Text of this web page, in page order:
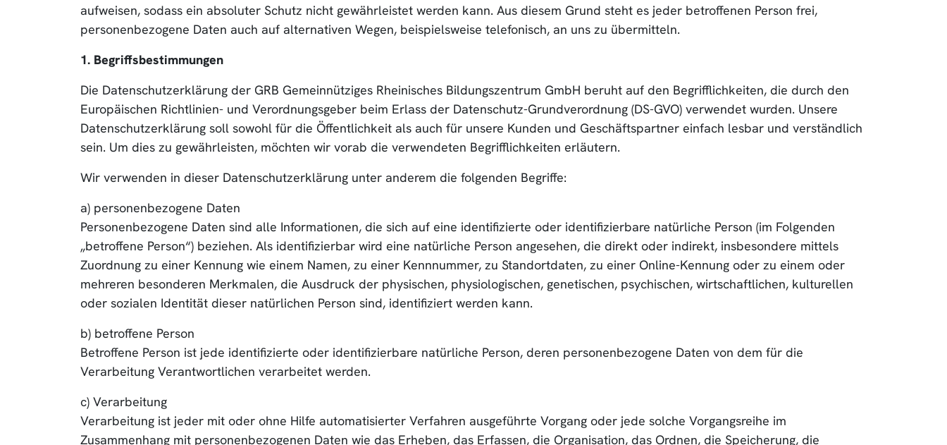
aufweisen, sodass ein absoluter Schutz nicht gewährleistet werden kann. Aus diesem Grund steht es jeder betroffenen Person frei,
personenbezogene Daten auch auf alternativen Wegen, beispielsweise telefonisch, an uns zu übermitteln.
1. Begriffsbestimmungen
Die Datenschutzerklärung der GRB Gemeinnütziges Rheinisches Bildungszentrum GmbH beruht auf den Begrifflichkeiten, die durch den
Europäischen Richtlinien- und Verordnungsgeber beim Erlass der Datenschutz-Grundverordnung (DS-GVO) verwendet wurden. Unsere
Datenschutzerklärung soll sowohl für die Öffentlichkeit als auch für unsere Kunden und Geschäftspartner einfach lesbar und verständlich
sein. Um dies zu gewährleisten, möchten wir vorab die verwendeten Begrifflichkeiten erläutern.
Wir verwenden in dieser Datenschutzerklärung unter anderem die folgenden Begriffe:
a) personenbezogene Daten
Personenbezogene Daten sind alle Informationen, die sich auf eine identifizierte oder identifizierbare natürliche Person (im Folgenden
„betroffene Person“) beziehen. Als identifizierbar wird eine natürliche Person angesehen, die direkt oder indirekt, insbesondere mittels
Zuordnung zu einer Kennung wie einem Namen, zu einer Kennnummer, zu Standortdaten, zu einer Online-Kennung oder zu einem oder
mehreren besonderen Merkmalen, die Ausdruck der physischen, physiologischen, genetischen, psychischen, wirtschaftlichen, kulturellen
oder sozialen Identität dieser natürlichen Person sind, identifiziert werden kann.
b) betroffene Person
Betroffene Person ist jede identifizierte oder identifizierbare natürliche Person, deren personenbezogene Daten von dem für die
Verarbeitung Verantwortlichen verarbeitet werden.
c) Verarbeitung
Verarbeitung ist jeder mit oder ohne Hilfe automatisierter Verfahren ausgeführte Vorgang oder jede solche Vorgangsreihe im
Zusammenhang mit personenbezogenen Daten wie das Erheben, das Erfassen, die Organisation, das Ordnen, die Speicherung, die